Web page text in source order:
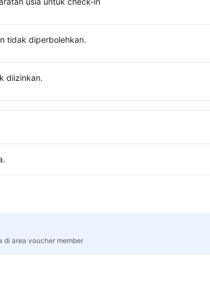
tidak diperbolehkan.
diizinkan.
di area voucher member